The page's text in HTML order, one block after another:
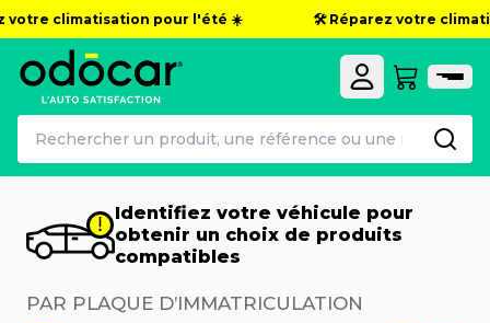
climatisation pour l'été ☀️ 🛠️ Réparez votre
Identifiez votre véhicule pour
obtenir un choix de produits
compatibles
PAR PLAQUE D’IMMATRICULATION